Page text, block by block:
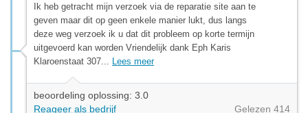
Ik heb getracht mijn verzoek via de reparatie site aan te
geven maar dit op geen enkele manier lukt, dus langs
deze weg verzoek ik u dat dit probleem op korte termijn
uitgevoerd kan worden Vriendelijk dank Eph Karis
Klaroenstaat 307... Lees meer
beoordeling oplossing: 3.0
Reageer als bedrijf
Gelezen 414